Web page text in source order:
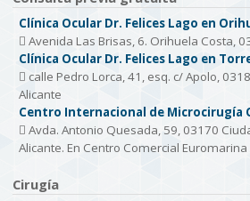
Clínica Ocular Dr. Felices Lago en
Avenida Las Brisas, 6. Orihuela Costa,
Clínica Ocular Dr. Felices Lago en
calle Pedro Lorca, 41, esq. c/ Apolo,
Alicante
Centro Internacional de Microcirugía
Avda. Antonio Quesada, 59, 03170
Alicante. En Centro Comercial Euromarina
Cirugía